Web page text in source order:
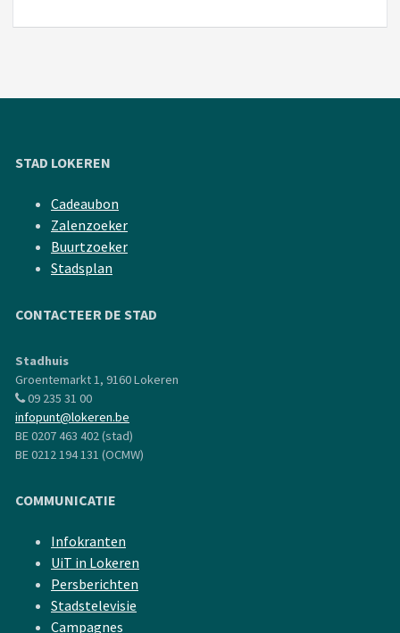
STAD LOKEREN
Cadeaubon
Zalenzoeker
Buurtzoeker
Stadsplan
CONTACTEER DE STAD
Stadhuis
Groentemarkt 1, 9160 Lokeren
09 235 31 00
infopunt@lokeren.be
BE 0207 463 402 (stad)
BE 0212 194 131 (OCMW)
COMMUNICATIE
Infokranten
UiT in Lokeren
Persberichten
Stadstelevisie
Campagnes